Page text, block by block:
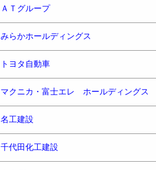
ＡＴグループ
みらかホールディングス
トヨタ自動車
マクニカ・富士エレ ホールディングス
名工建設
千代田化工建設